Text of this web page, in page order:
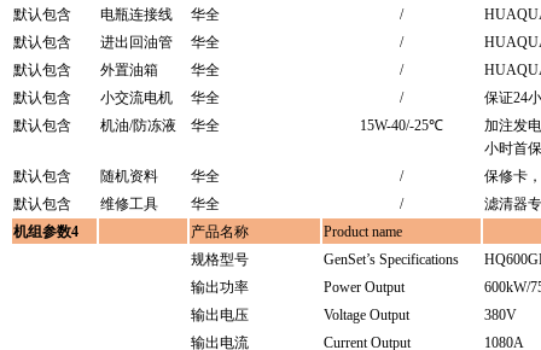
默认包含
电瓶连接线 华全 /
默认包含
进出回油管 华全 /
默认包含
外置油箱 华全 /
默认包含
小交流电机 华全 /
保证24
默认包含
机油/防冻液 华全 15W-40/-25℃
加注发
小时首保
默认包含
随机资料 华全 /
保修卡
默认包含
维修工具 华全 /
滤清器
机组参数4
产品名称
Product name
规格型号
GenSet’s Specifications
输出功率
Power Output
600kW/
输出电压
Voltage Output
380V
输出电流
Current Output
1080A